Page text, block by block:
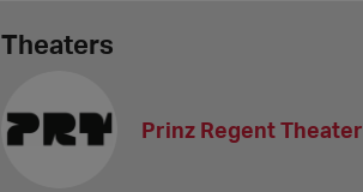
Theaters
Prinz Regent Theater